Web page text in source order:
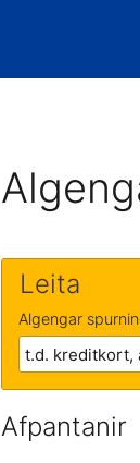
Leita
Algengar
Afpantanir